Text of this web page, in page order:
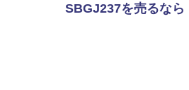
SBGJ237を売るなら